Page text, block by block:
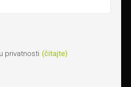
privatnosti (čitajte)